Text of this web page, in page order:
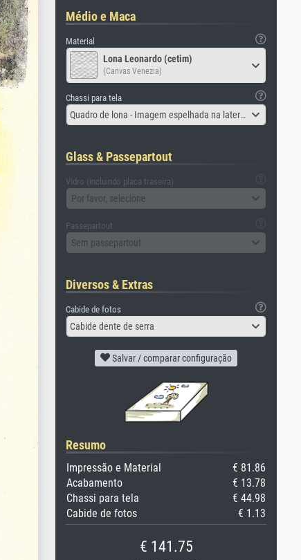
Médio e Maca
Material
Lona Leonardo (cetim)
(Canvas Venezia)
Chassi para tela
Quadro de lona - Imagem espelhada na lateral
Glass & Passepartout
Vidro (incluindo placa traseira)
Por favor, selecione
Passepartout
Sem passepartout
Diversos & Extras
Cabide de fotos
Cabide dente de serra
Salvar / comparar configuração
Resumo
Impressão e Material
€ 81.86
Acabamento
€ 13.78
Chassi para tela
€ 44.98
Cabide de fotos
€ 1.13
€ 141.75